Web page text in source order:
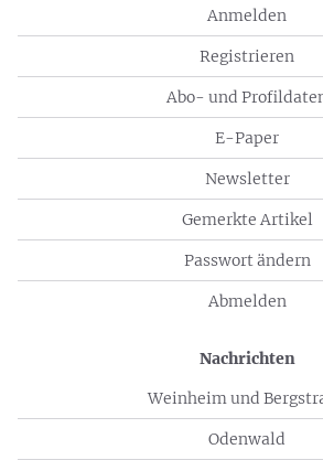
Anmelden
Registrieren
Abo- und
E-Paper
Newsletter
Gemerkte Artikel
Passwort ändern
Abmelden
Nachrichten
Weinheim und
Odenwald